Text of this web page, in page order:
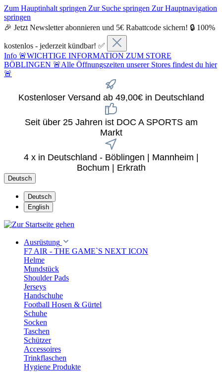
Zum Hauptinhalt springen Zur Suche springen Zur Hauptnavigation
springen
🎉 Jetzt Newsletter abonnieren und 5€ Rabattcode sichern! 🔒 100%
kostenlos - jederzeit kündbar! ✅
Info 🚨WICHTIGE INFORMATION ZUM STORE
BÖBLINGEN 🚨Alle Öffnungszeiten unserer Stores findest du hier
🚨
Kostenloser Versand ab 49,00€ in Deutschland
Seit über 25 Jahren ist DOC A SPORTS am
Markt
4 x in Deutschland - Böblingen | Mannheim |
Bochum | Erkrath
Deutsch
Deutsch
English
Ausrüstung
F7 AIR - THE GAME`S NEXT ICON
Helme
Mundstück
Shoulder Pads
Jerseys
Handschuhe
Football Hosen & Gürtel
Schuhe
Socken
Taschen
Schützer
Accessoires
Trinkflaschen
Hygiene Produkte